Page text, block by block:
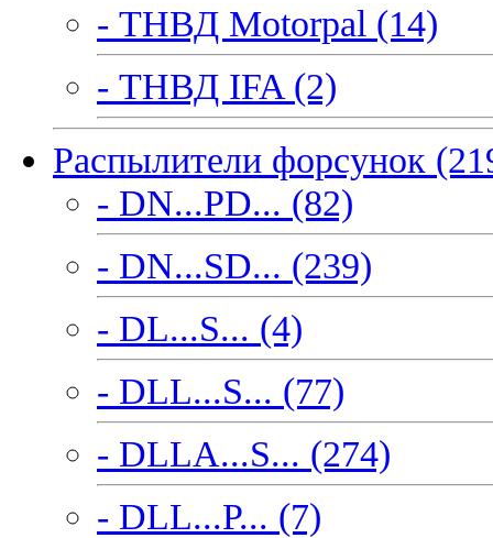
- ТНВД Motorpal (14)
- ТНВД IFA (2)
Распылители форсунок
- DN...PD... (82)
- DN...SD... (239)
- DL...S... (4)
- DLL...S... (77)
- DLLA...S... (274)
- DLL...P... (7)